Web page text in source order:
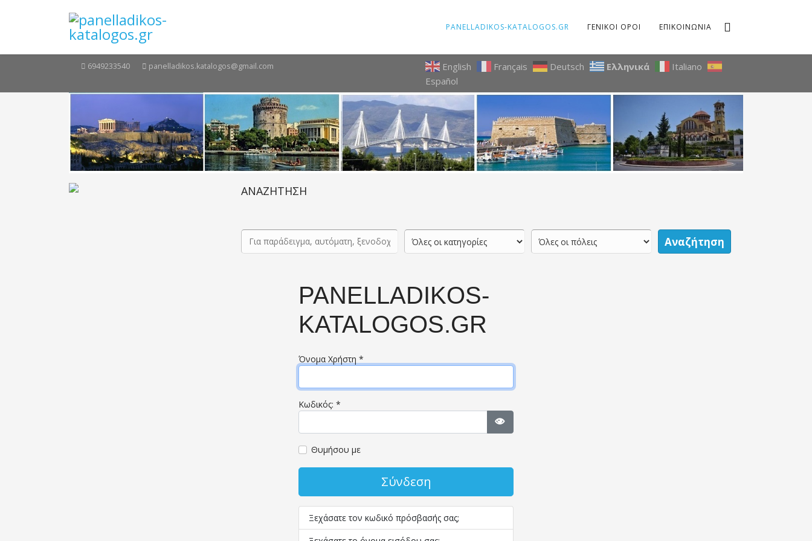
PANELLADIKOS-KATALOGOS.GR ΓΕΝΙΚΟΙ ΟΡΟΙ ΕΠΙΚΟΙΝΩΝΙΑ
6949233540 panelladikos.katalogos@gmail.com English Français Deutsch Ελληνικά
Italiano
Español
ΑΝΑΖΗΤΗΣΗ
Αναζήτηση
PANELLADIKOS-
KATALOGOS.GR
Όνομα Χρήστη *
Κωδικός: *
Εμφάνιση κωδικού
Θυμήσου με
Σύνδεση
Ξεχάσατε τον κωδικό πρόσβασής σας;